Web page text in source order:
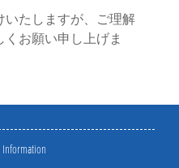
Information
いたしますが、ご理解
お願い申し上げま